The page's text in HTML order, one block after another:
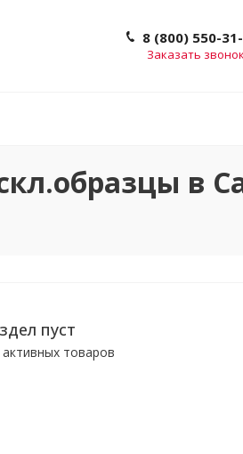
8 (800) 550-
Заказать звонок
в
пуст
товаров